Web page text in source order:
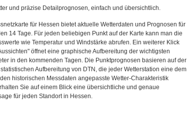
und präzise Detailprognosen, einfach und übersichtlich.
für Hessen bietet aktuelle Wetterdaten und Prognosen für
14 Tage. Für jeden beliebigen Punkt auf der Karte kann man die
wie Temperatur und Windstärke abrufen. Ein weiterer Klick
öffnet eine graphische Aufbereitung der wichtigsten
in den kommenden Tagen. Die Punktprognosen basieren auf der
Aufbereitung von DTN, die jeder Wetterstation eine dem
historischen Messdaten angepasste Wetter-Charakteristik
Sie auf einem Blick eine übersichtliche und genaue
für jeden Standort in Hessen.